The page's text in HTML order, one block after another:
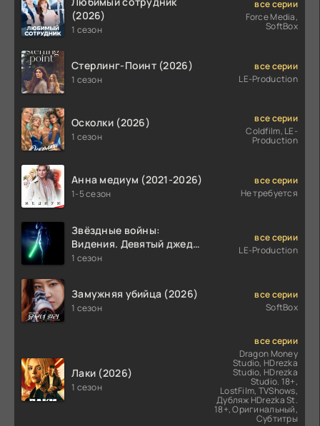
(2026)
1 сезон
все серии
Force Media,
SoftBox
Стерлинг-Поинт (2026)
1 сезон
все серии
LE-Production
Осколки (2026)
1 сезон
все серии
Coldfilm, LE-
Production
Анна медиум (2021-2026)
1-5 сезон
все серии
Не требуется
Звёздные войны:
Видения. Девятый джедай
(2026)
1 сезон
все серии
LE-Production
Замужняя убийца (2026)
1 сезон
все серии
SoftBox
Лаки (2026)
1 сезон
все серии
Dragon Money
Studio, HDrezka
Studio, HDrezka
Studio. 18+,
LostFilm, TVShows,
Дубляж HDrezka St.
18+, Оригинальный,
Субтитры